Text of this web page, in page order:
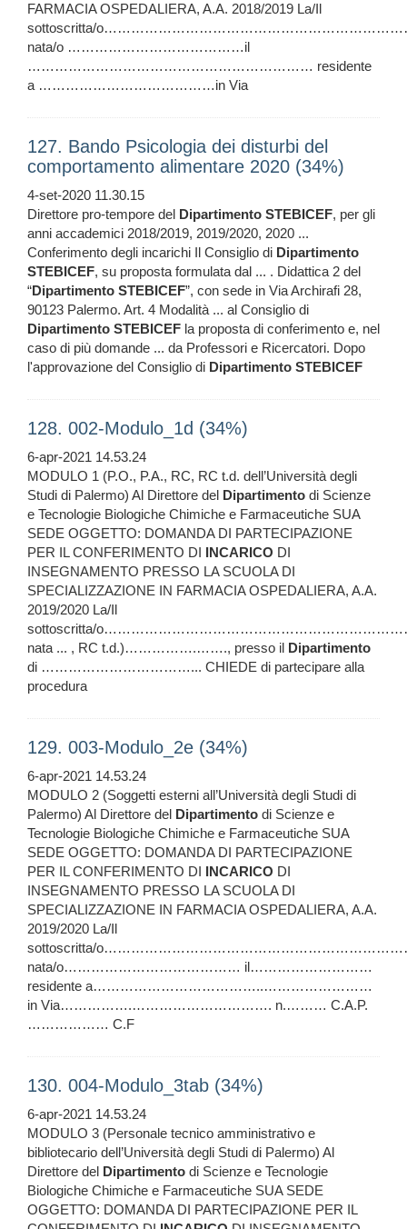
FARMACIA OSPEDALIERA, A.A. 2018/2019 La/Il
sottoscritta/
nata/o …………………………………il
……………………………………………………… residente
a …………………………………in Via
127. Bando Psicologia dei disturbi del
comportamento alimentare 2020 (34%)
4-set-2020 11.30.15
Direttore pro-tempore del Dipartimento STEBICEF, per gli
anni accademici 2018/2019, 2019/2020, 2020 ...
Conferimento degli incarichi Il Consiglio di Dipartimento
STEBICEF, su proposta formulata dal ... . Didattica 2 del
“Dipartimento STEBICEF”, con sede in Via Archirafi 28,
90123 Palermo. Art. 4 Modalità ... al Consiglio di
Dipartimento STEBICEF la proposta di conferimento e, nel
caso di più domande ... da Professori e Ricercatori. Dopo
l'approvazione del Consiglio di Dipartimento STEBICEF
128. 002-Modulo_1d (34%)
6-apr-2021 14.53.24
MODULO 1 (P.O., P.A., RC, RC t.d. dell’Università degli
Studi di Palermo) Al Direttore del Dipartimento di Scienze
e Tecnologie Biologiche Chimiche e Farmaceutiche SUA
SEDE OGGETTO: DOMANDA DI PARTECIPAZIONE
PER IL CONFERIMENTO DI INCARICO DI
INSEGNAMENTO PRESSO LA SCUOLA DI
SPECIALIZZAZIONE IN FARMACIA OSPEDALIERA, A.A.
2019/2020 La/Il
sottoscritta/
nata ... , RC t.d.)…………….……., presso il Dipartimento
di ……………………………... CHIEDE di partecipare alla
procedura
129. 003-Modulo_2e (34%)
6-apr-2021 14.53.24
MODULO 2 (Soggetti esterni all’Università degli Studi di
Palermo) Al Direttore del Dipartimento di Scienze e
Tecnologie Biologiche Chimiche e Farmaceutiche SUA
SEDE OGGETTO: DOMANDA DI PARTECIPAZIONE
PER IL CONFERIMENTO DI INCARICO DI
INSEGNAMENTO PRESSO LA SCUOLA DI
SPECIALIZZAZIONE IN FARMACIA OSPEDALIERA, A.A.
2019/2020 La/Il
sottoscritta/
nata/o………………………………… il………………………
residente a………………………………..……………………
in Via…………….…………………………. n.……… C.A.P.
……………… C.F
130. 004-Modulo_3tab (34%)
6-apr-2021 14.53.24
MODULO 3 (Personale tecnico amministrativo e
bibliotecario dell’Università degli Studi di Palermo) Al
Direttore del Dipartimento di Scienze e Tecnologie
Biologiche Chimiche e Farmaceutiche SUA SEDE
OGGETTO: DOMANDA DI PARTECIPAZIONE PER IL